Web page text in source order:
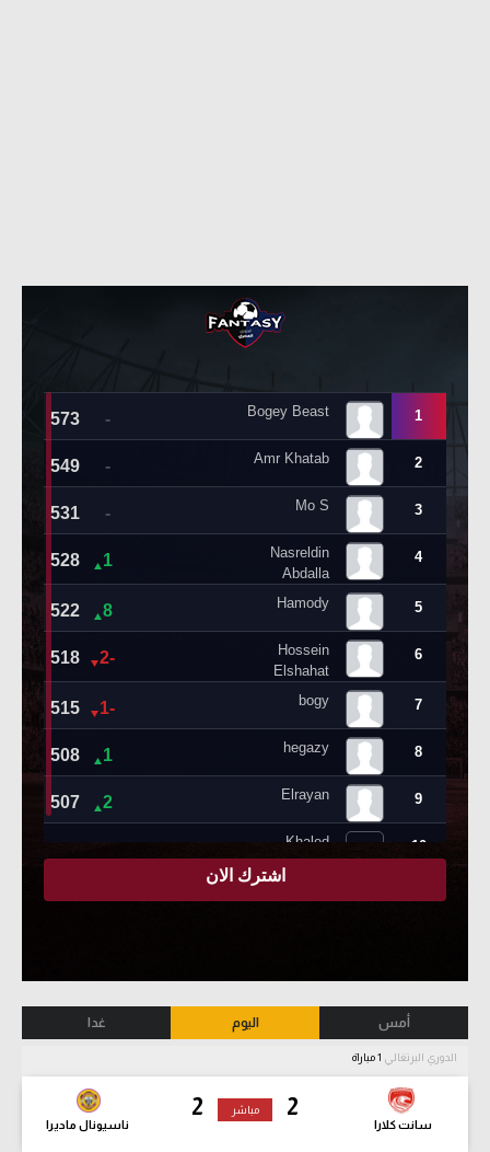
أمس اليوم غدا
الدوري البرتغالي
2
سانت كلارا
2
ناسيونال ماديرا
مباشر